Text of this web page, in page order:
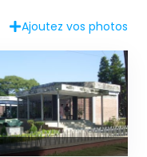
Ajoutez vos photos